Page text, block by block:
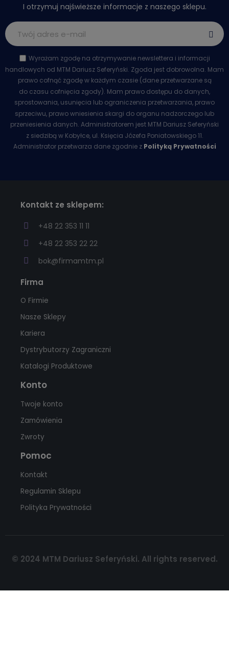
I otrzymuj najświeższe informacje z naszego sklepu.
Wyrażam zgodę na otrzymywanie newslettera i informacji
handlowych od MTM Dariusz Seferyński. Zgoda jest dobrowolna. Mam
prawo cofnąć zgodę w każdym czasie (dane przetwarzane są
do czasu cofnięcia zgody). Mam prawo dostępu do danych,
sprostowania, usunięcia lub ograniczenia przetwarzania, prawo
sprzeciwu, prawo wniesienia skargi do organu nadzorczego lub
przeniesienia danych. Administratorem jest MTM Dariusz Seferyński
z siedzibą w Kobyłce, ul. Księcia Józefa Poniatowskiego 11.
Administrator przetwarza dane zgodnie z Polityką Prywatności
Kontakt ze sklepem:
+48 22 353 11 11
+48 22 353 22 22
bok@firmamtm.pl
Firma
O Firmie
Nasze Sklepy
Kariera
Dystrybutorzy Zagraniczni
Katalogi Produktowe
Konto
Twoje konto
Zamówienia
Zwroty
Pomoc
Kontakt
Regulamin Sklepu
Polityka Prywatności
© 2024 MTM Dariusz Seferyński. All rights reserved.